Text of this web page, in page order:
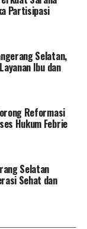
Partisipasi
Selatan,
Ibu dan
Reformasi
Hukum Febrie
Selatan
Sehat dan